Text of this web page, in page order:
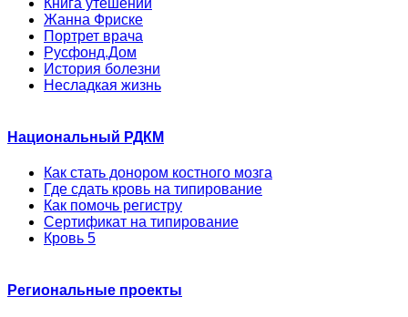
Жанна Фриске
Портрет врача
Русфонд.Дом
История болезни
Несладкая жизнь
Национальный РДКМ
Как стать донором костного мозга
Где сдать кровь на типирование
Как помочь регистру
Сертификат на типирование
Кровь 5
Региональные проекты